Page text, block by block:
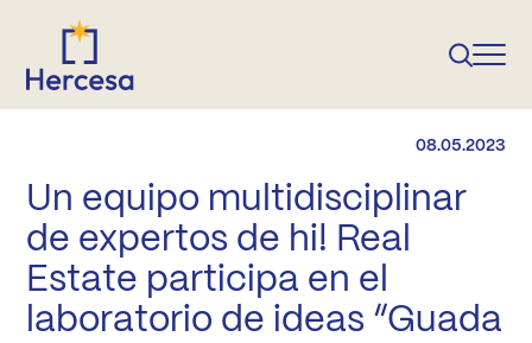
08.05.2023
Un equipo multidisciplinar
de expertos de hi! Real
Estate participa en el
laboratorio de ideas “Guada